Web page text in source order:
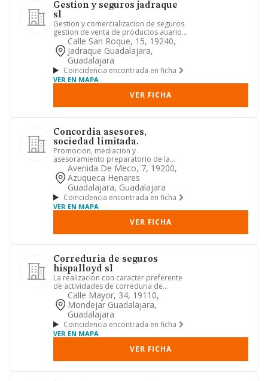
Gestion y seguros jadraque
sl
Gestion y comercializacion de seguros.
gestion de venta de productos auarios
y ganaderos. explotaci...
Calle San Roque, 15, 19240,
Jadraque Guadalajara,
Guadalajara
Coincidencia encontrada en ficha
VER EN MAPA
VER FICHA
Concordia asesores,
sociedad limitada.
Promocion, mediacion y
asesoramiento preparatorio de la
formalizacion de contratos de seguros
y rea...
Avenida De Meco, 7, 19200,
Azuqueca Henares
Guadalajara, Guadalajara
Coincidencia encontrada en ficha
VER EN MAPA
VER FICHA
Correduria de seguros
hispalloyd sl
La realizacion con caracter preferente
de actividades de correduria de
seguros con sometimiento en ...
Calle Mayor, 34, 19110,
Mondejar Guadalajara,
Guadalajara
Coincidencia encontrada en ficha
VER EN MAPA
VER FICHA